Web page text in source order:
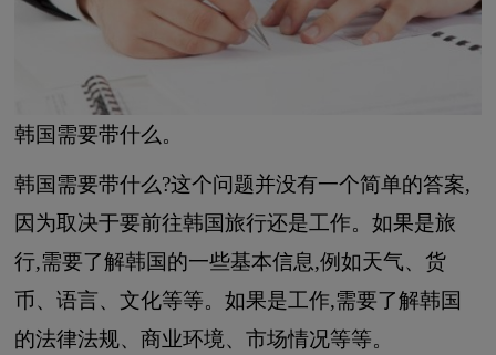
韩国需要带什么。
韩国需要带什么?这个问题并没有一个简单的答案,
因为取决于要前往韩国旅行还是工作。如果是旅
行,需要了解韩国的一些基本信息,例如天气、货
币、语言、文化等等。如果是工作,需要了解韩国
的法律法规、商业环境、市场情况等等。